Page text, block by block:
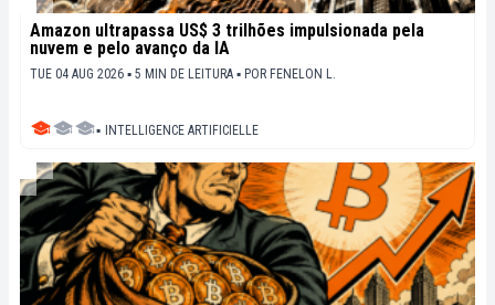
Amazon ultrapassa US$ 3 trilhões impulsionada pela
nuvem e pelo avanço da IA
TUE 04 AUG 2026 ▪ 5 MIN DE LEITURA ▪ POR FENELON L.
▪ INTELLIGENCE ARTIFICIELLE